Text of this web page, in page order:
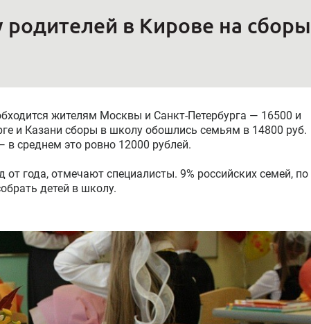
родителей в Кирове на
жителям Москвы и Санкт-Петербурга — 16500 и
и Казани сборы в школу обошлись семьям в 14800 руб.
в среднем это ровно 12000 рублей.
года, отмечают специалисты. 9% российских семей, по
детей в школу.